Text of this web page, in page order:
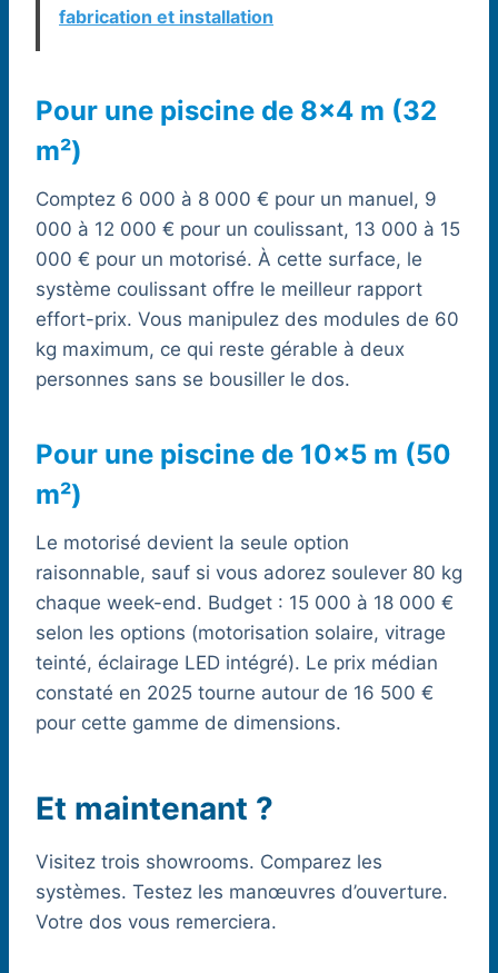
fabrication et installation
Pour une piscine de 8×4 m (32
m²)
Comptez 6 000 à 8 000 € pour un manuel, 9
000 à 12 000 € pour un coulissant, 13 000 à 15
000 € pour un motorisé. À cette surface, le
système coulissant offre le meilleur rapport
effort-prix. Vous manipulez des modules de 60
kg maximum, ce qui reste gérable à deux
personnes sans se bousiller le dos.
Pour une piscine de 10×5 m (50
m²)
Le motorisé devient la seule option
raisonnable, sauf si vous adorez soulever 80 kg
chaque week-end. Budget : 15 000 à 18 000 €
selon les options (motorisation solaire, vitrage
teinté, éclairage LED intégré). Le prix médian
constaté en 2025 tourne autour de 16 500 €
pour cette gamme de dimensions.
Et maintenant ?
Visitez trois showrooms. Comparez les
systèmes. Testez les manœuvres d’ouverture.
Votre dos vous remerciera.